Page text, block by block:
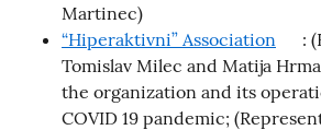
Martinec)
“Hiperaktivni” Association
:
Tomislav Milec and Matija
the organization and its
COVID 19 pandemic;